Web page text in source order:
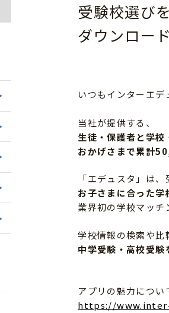
受験校選び
ダウンロー
いつもインターエデ
当社が提供する、
生徒・保護者と学校
おかげさまで累計
「エデュスタ」は
お子さまに合った学
業界初の学校マッチ
学校情報の検索や比
中学受験・高校受験
アプリの魅力につ
https://